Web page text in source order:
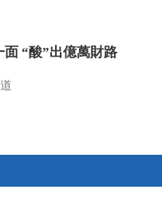
面 “酸”出億萬財路